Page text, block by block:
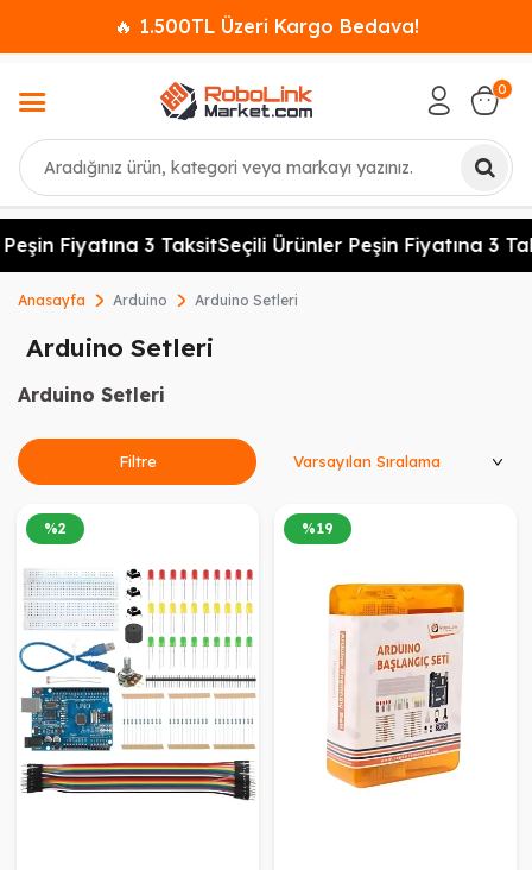
🔥 1.500TL Üzeri Kargo Bedava!
Ara
0
Fiyatına 3 TaksitSeçili Ürünler Peşin Fiyatına 3
Anasayfa Arduino Arduino Setleri
Arduino Setleri
Arduino Setleri
Filtre
%2 %19